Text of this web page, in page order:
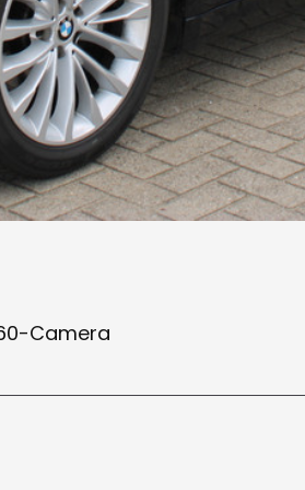
Camera